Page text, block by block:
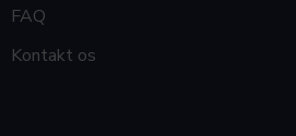
FAQ
Kontakt os